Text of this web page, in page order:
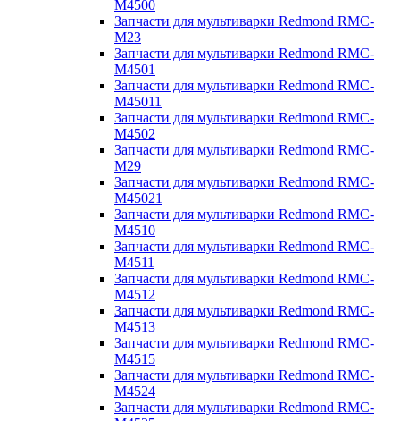
M4500
Запчасти для мультиварки Redmond RMC-
M23
Запчасти для мультиварки Redmond RMC-
M4501
Запчасти для мультиварки Redmond RMC-
M45011
Запчасти для мультиварки Redmond RMC-
M4502
Запчасти для мультиварки Redmond RMC-
M29
Запчасти для мультиварки Redmond RMC-
M45021
Запчасти для мультиварки Redmond RMC-
M4510
Запчасти для мультиварки Redmond RMC-
M4511
Запчасти для мультиварки Redmond RMC-
M4512
Запчасти для мультиварки Redmond RMC-
M4513
Запчасти для мультиварки Redmond RMC-
M4515
Запчасти для мультиварки Redmond RMC-
M4524
Запчасти для мультиварки Redmond RMC-